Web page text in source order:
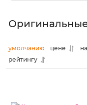
умолчанию цене
рейтингу